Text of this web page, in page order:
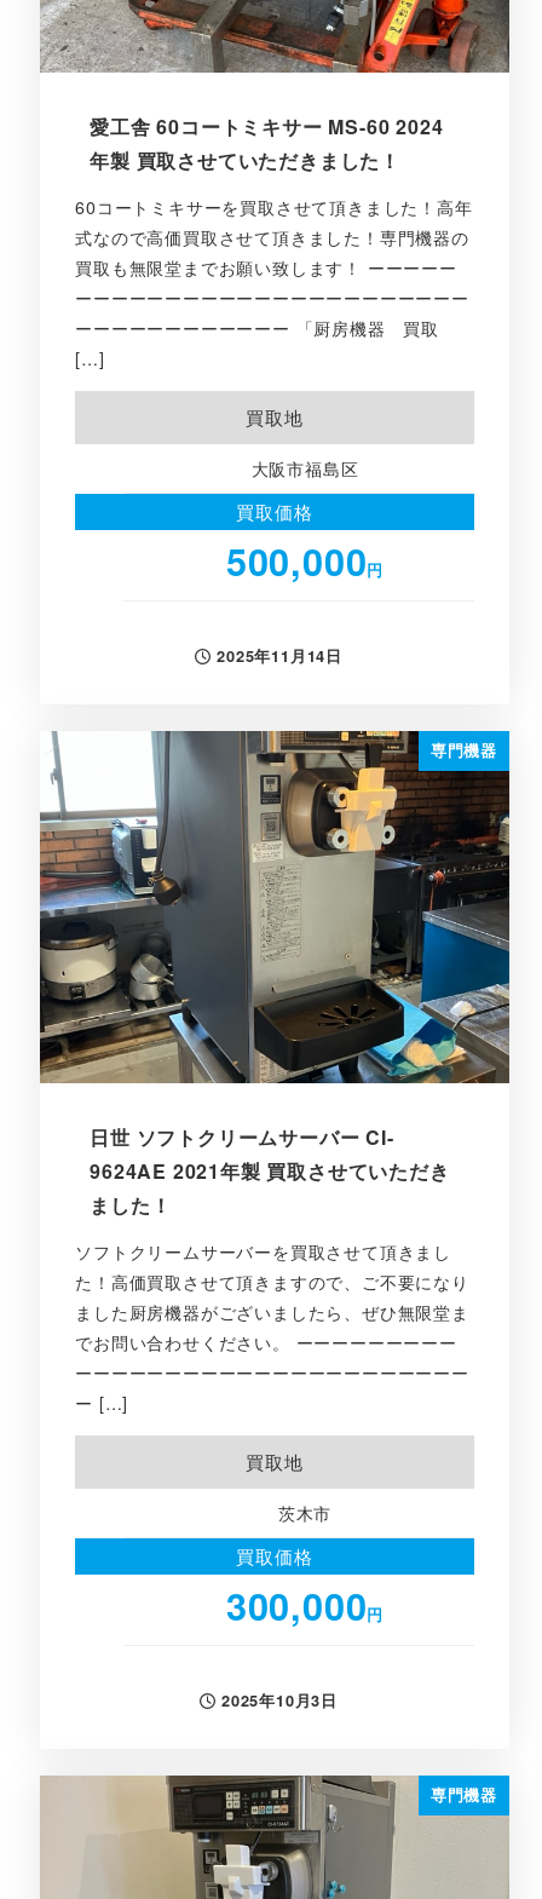
愛工舎 60コートミキサー MS-60 2024
年製 買取させていただきました！
60コートミキサーを買取させて頂きました！高年
式なので高価買取させて頂きました！専門機器の
買取も無限堂までお願い致します！ ーーーーー
ーーーーーーーーーーーーーーーーーーーーーー
ーーーーーーーーーーーー 「厨房機器 買取
[…]
買取地
大阪市福島区
買取価格
500,000円
投稿日
2025年11月14日
専門機器
日世 ソフトクリームサーバー CI-
9624AE 2021年製 買取させていただき
ました！
ソフトクリームサーバーを買取させて頂きまし
た！高価買取させて頂きますので、ご不要になり
ました厨房機器がございましたら、ぜひ無限堂ま
でお問い合わせください。 ーーーーーーーーー
ーーーーーーーーーーーーーーーーーーーーーー
ー […]
買取地
茨木市
買取価格
300,000円
投稿日
2025年10月3日
専門機器